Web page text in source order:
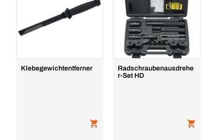
Klebegewichtentferner
Radschraubenausdrehe
r-Set HD